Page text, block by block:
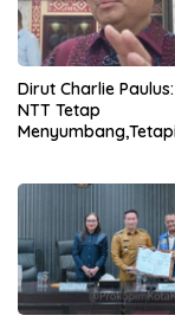
Dirut Charlie
NTT Tetap